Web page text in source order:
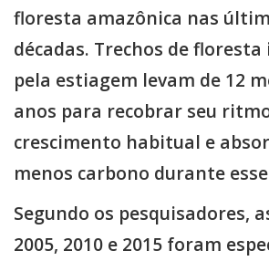
floresta amazônica nas
décadas. Trechos de
pela estiagem levam de 12
anos para recobrar seu
crescimento habitual e
menos carbono durante
Segundo os pesquisadores,
2005, 2010 e 2015 foram